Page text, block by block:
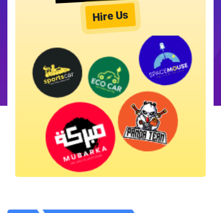
Hire Us